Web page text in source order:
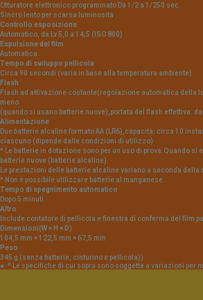
Otturatore elettronico programmato Da 1/2 a 1/250 sec.
Sincro lento per scarsa luminosità
Controllo esposizione
Automatico, da Lv 5,0 a 14,5 (ISO 800)
Espulsione del film
Automatica
Tempo di sviluppo pellicola
Circa 90 secondi (varia in base alla temperatura ambiente)
Flash
Flash ad attivazione costante(regolazione automatica della
meno
(quando si usano batterie nuove),portata del flash effettiva: da
Alimentazione
Due batterie alcaline formato AA (LR6),capacità: circa 10
ciascuno (dipende dalle condizioni di utilizzo)
* Le batterie in dotazione sono per un uso di prova.Quando
batterie nuove (batterie alcaline).
Le prestazioni delle batterie alcaline variano a seconda della
* Non è possibile utilizzare batterie al manganese.
Tempo di spegnimento automatico
Dopo 5 minuti
Altro
Include contatore di pellicola e finestra di conferma del film
Dimensioni(W × H × D)
104,5 mm × 122,5 mm × 67,5 mm
Peso
345 g (senza batterie, cinturino e pellicola))
* Le specifiche di cui sopra sono soggette a variazioni per